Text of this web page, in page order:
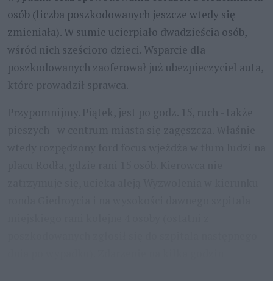
osób (liczba poszkodowanych jeszcze wtedy się
zmieniała). W sumie ucierpiało dwadzieścia osób,
wśród nich sześcioro dzieci. Wsparcie dla
poszkodowanych zaoferował już ubezpieczyciel auta,
które prowadził sprawca.